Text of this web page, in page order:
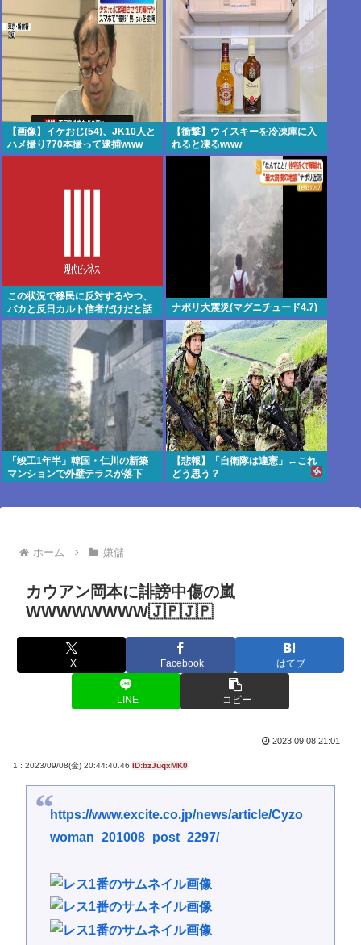
【画像】イケおじ(54)、JK10人と
ハメ撮り770本撮って逮捕www
【衝撃】ウイスキーを冷凍庫に入
れると凍るwww
この状況で移民に反対するやつ、
バカと反日カルト信者だけだと話
題に
ナポリ大震災(マグニチュード4.7)
「竣工1年半」韓国・仁川の新築
マンションで外壁テラスが落下
【悲報】「自衛隊は違憲」←これ
どう思う？
ホーム 嫌儲
カウアン岡本に誹謗中傷の嵐
WWWWWWWW🇯🇵🇯🇵
X Facebook はてブ
LINE コピー
2023.09.08 21:01
1 : 2023/09/08(金) 20:44:40.46 ID:bzJuqxMK0
https://www.excite.co.jp/news/article/Cyzo
woman_201008_post_2297/